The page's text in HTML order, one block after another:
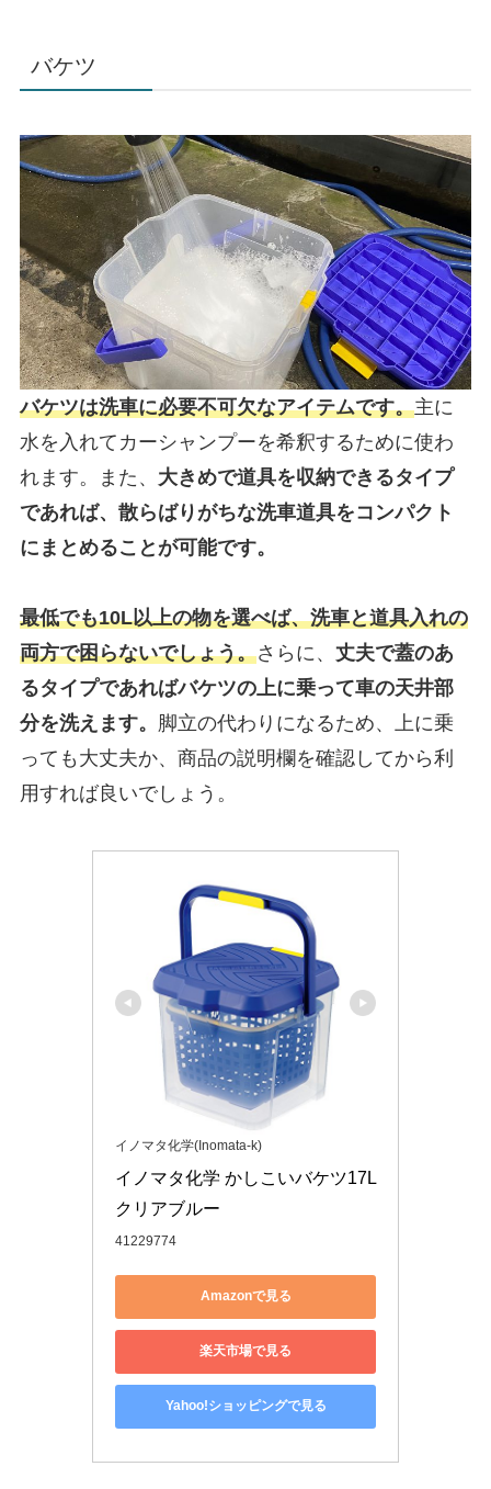
バケツ
バケツは洗車に必要不可欠なアイテムです。主に
水を入れてカーシャンプーを希釈するために使わ
れます。また、 大きめで道具を収納できるタイプ
であれば、散らばりがちな洗車道具をコンパクト
にまとめることが可能です。
最低でも10L以上の物を選べば、洗車と道具入れの
両方で困らないでしょう。さらに、 丈夫で蓋のあ
るタイプであればバケツの上に乗って車の天井部
分を洗えます。 脚立の代わりになるため、上に乗
っても大丈夫か、商品の説明欄を確認してから利
用すれば良いでしょう。
イノマタ化学(Inomata-k)
イノマタ化学 かしこいバケツ17L
クリアブルー
41229774
Amazonで見る
楽天市場で見る
Yahoo!ショッピングで見る